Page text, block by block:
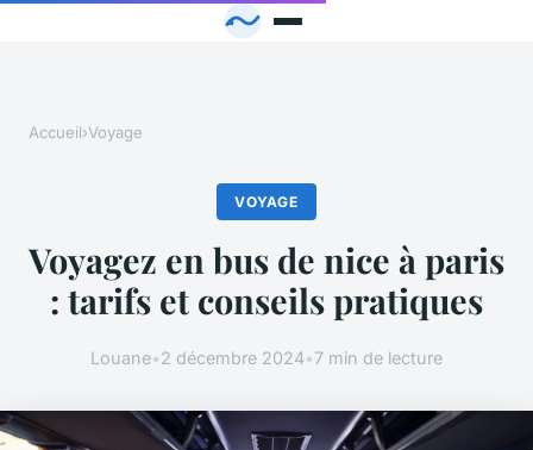
Accueil›Voyage
VOYAGE
Voyagez en bus de nice à paris
: tarifs et conseils pratiques
Louane•2 décembre 2024•7 min de lecture